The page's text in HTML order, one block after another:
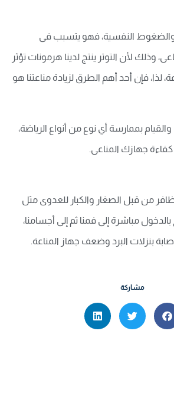
والضغوط النفسية، فهو يتسبب فى
وذلك لأن التوتر ينتج لدينا هرمونات تؤثر
لذا، فإن أحد أهم الطرق لزيادة مناعتنا هو
بممارسة أي نوع من أنواع الرياضة،
جهازك المناعى.
من قبل الصغار والكبار للعدوى مثل
بالدخول مباشرة إلى فمنا ثم إلى أجسامنا،
بنزلات البرد وضعف جهاز المناعة.
مشاركة